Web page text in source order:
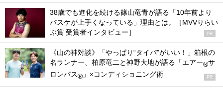
38歳でも進化を続ける篠山竜青が語る「10年前より
バスケが上手くなっている」理由とは。［MVVりらい
ぶ賞 受賞者インタビュー］
PR
《山の神対談》「やっぱり“タイパ”がいい！」箱根の
名ランナー、柏原竜二と神野大地が語る「エアー®サ
ロンパス® 」×コンディショニング術 PR